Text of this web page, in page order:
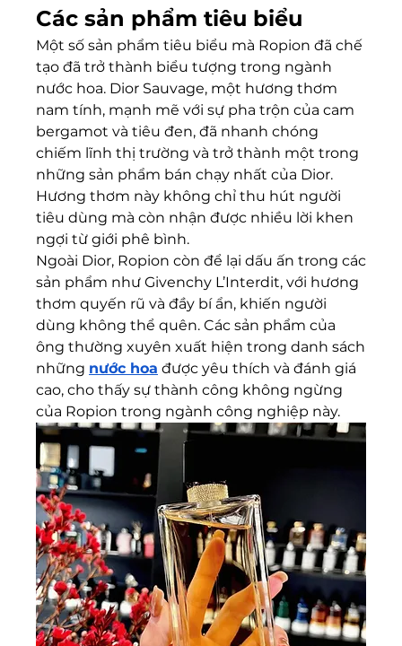
Các sản phẩm tiêu biểu
Một số sản phẩm tiêu biểu mà Ropion đã chế
tạo đã trở thành biểu tượng trong ngành
nước hoa. Dior Sauvage, một hương thơm
nam tính, mạnh mẽ với sự pha trộn của cam
bergamot và tiêu đen, đã nhanh chóng
chiếm lĩnh thị trường và trở thành một trong
những sản phẩm bán chạy nhất của Dior.
Hương thơm này không chỉ thu hút người
tiêu dùng mà còn nhận được nhiều lời khen
ngợi từ giới phê bình.
Ngoài Dior, Ropion còn để lại dấu ấn trong các
sản phẩm như Givenchy L’Interdit, với hương
thơm quyến rũ và đầy bí ẩn, khiến người
dùng không thể quên. Các sản phẩm của
ông thường xuyên xuất hiện trong danh sách
những nước hoa được yêu thích và đánh giá
cao, cho thấy sự thành công không ngừng
của Ropion trong ngành công nghiệp này.